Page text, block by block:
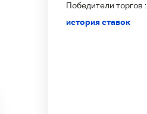
Победители торгов :
история ставок